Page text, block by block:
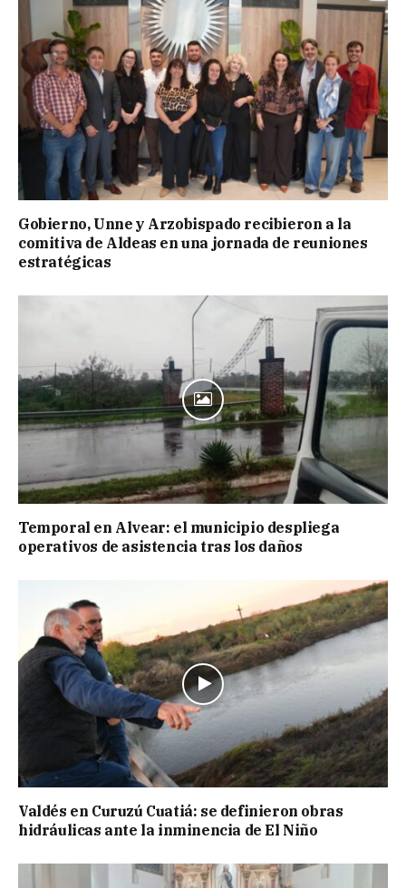
Gobierno, Unne y Arzobispado recibieron a la
comitiva de Aldeas en una jornada de reuniones
estratégicas
Temporal en Alvear: el municipio despliega
operativos de asistencia tras los daños
Valdés en Curuzú Cuatiá: se definieron obras
hidráulicas ante la inminencia de El Niño